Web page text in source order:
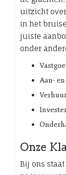
uitzicht
in het
juiste
onder
Aan-
Onze
Bij ons